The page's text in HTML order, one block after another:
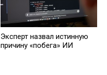
Эксперт назвал истинную
причину «побега» ИИ